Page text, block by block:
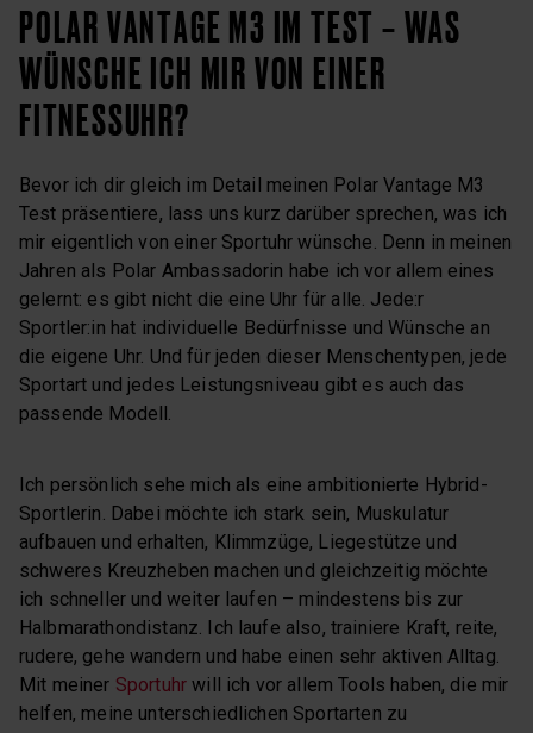
POLAR VANTAGE M3 IM TEST – WAS
WÜNSCHE ICH MIR VON EINER
FITNESSUHR?
Bevor ich dir gleich im Detail meinen Polar Vantage M3
Test präsentiere, lass uns kurz darüber sprechen, was ich
mir eigentlich von einer Sportuhr wünsche. Denn in meinen
Jahren als Polar Ambassadorin habe ich vor allem eines
gelernt: es gibt nicht die eine Uhr für alle. Jede:r
Sportler:in hat individuelle Bedürfnisse und Wünsche an
die eigene Uhr. Und für jeden dieser Menschentypen, jede
Sportart und jedes Leistungsniveau gibt es auch das
passende Modell.
Ich persönlich sehe mich als eine ambitionierte Hybrid-
Sportlerin. Dabei möchte ich stark sein, Muskulatur
aufbauen und erhalten, Klimmzüge, Liegestütze und
schweres Kreuzheben machen und gleichzeitig möchte
ich schneller und weiter laufen – mindestens bis zur
Halbmarathondistanz. Ich laufe also, trainiere Kraft, reite,
rudere, gehe wandern und habe einen sehr aktiven Alltag.
Mit meiner Sportuhr will ich vor allem Tools haben, die mir
helfen, meine unterschiedlichen Sportarten zu